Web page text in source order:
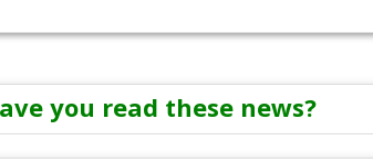
you read these news?